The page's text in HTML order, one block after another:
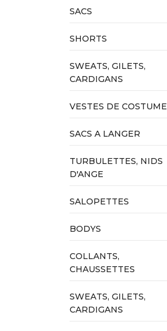
SACS
SHORTS
SWEATS, GILETS,
CARDIGANS
VESTES DE COSTUME
SACS A LANGER
TURBULETTES, NIDS
D'ANGE
SALOPETTES
BODYS
COLLANTS,
CHAUSSETTES
SWEATS, GILETS,
CARDIGANS